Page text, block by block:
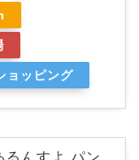
ョッピング
るんすよ パン